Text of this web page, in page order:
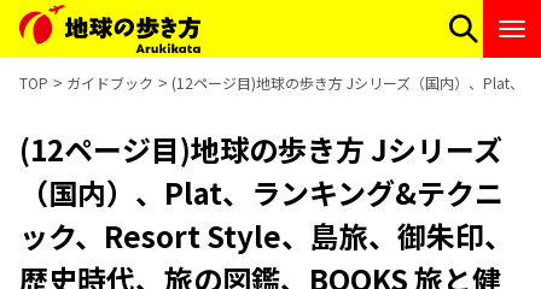
TOP ガイドブック (12ページ目)地球の歩き方 Jシリーズ（国内）、Plat、
(12ページ目)地球の歩き方 Jシリーズ
（国内）、Plat、ランキング&テクニ
ック、Resort Style、島旅、御朱印、
歴史時代、旅の図鑑、BOOKS 旅と健